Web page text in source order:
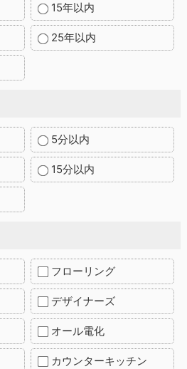
15年以内
25年以内
5分以内
15分以内
フローリング
デザイナーズ
オール電化
カウンターキッチン